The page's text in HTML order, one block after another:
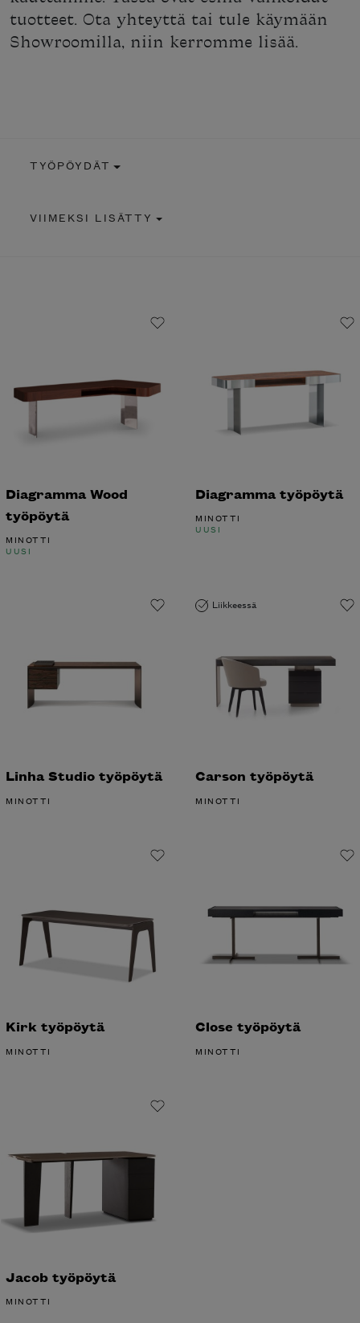
tuotteet. Ota yhteyttä tai tule käymään
Showroomilla, niin kerromme lisää.
TYÖPÖYDÄT
VIIMEKSI LISÄTTY
Diagramma Wood
työpöytä
UUSI
Diagramma työpöytä
UUSI
työpöytä
Liikkeessä
Kirk työpöytä
MINOTTI
Close työpöytä
MINOTTI
Jacob työpöytä
MINOTTI